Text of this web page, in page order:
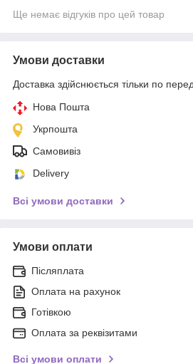
Ще немає відгуків про цей товар
Умови доставки
Доставка здійснюється тільки по
Нова Пошта
Укрпошта
Самовивіз
Delivery
Всі умови доставки
Умови оплати
Післяплата
Оплата на рахунок
Готівкою
Оплата за реквізитами
Всі умови оплати